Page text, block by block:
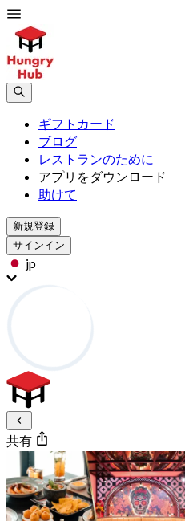
ギフトカード
ブログ
レストランのために
アプリをダウンロード
助けて
新規登録
サインイン
jp
共有